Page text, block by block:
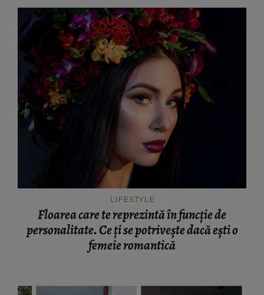
LIFESTYLE
Floarea care te reprezintă în funcție de
personalitate. Ce ți se potrivește dacă ești o
femeie romantică